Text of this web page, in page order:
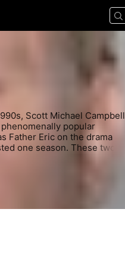
Scott Michael Campbell
popular
Father Eric on the drama
one season. These two
1990s, were enough to
had a recurring role